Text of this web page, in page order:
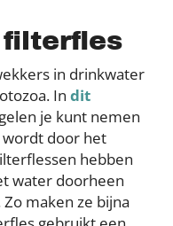
in drinkwater
In dit
je kunt nemen
door het
hebben
water doorheen
maken ze bijna